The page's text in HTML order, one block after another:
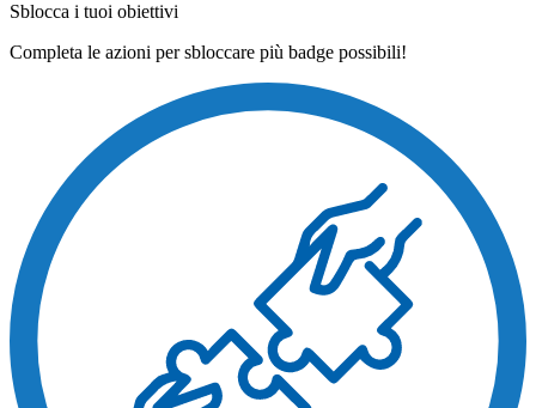
Sblocca i tuoi obiettivi
Completa le azioni per sbloccare più badge possibili!